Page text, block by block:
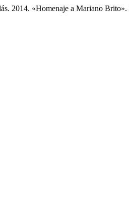
2014. «Homenaje a Mariano Brito».